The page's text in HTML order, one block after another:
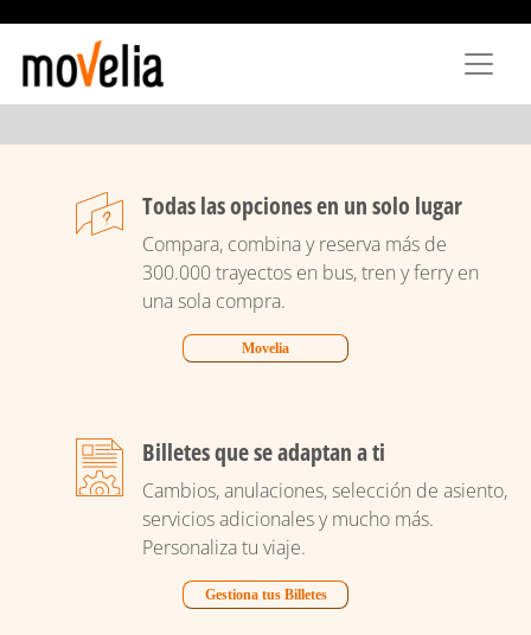
principal
Todas las opciones en un solo lugar
Compara, combina y reserva más de
300.000 trayectos en bus, tren y ferry en
una sola compra.
Movelia
Billetes que se adaptan a ti
Cambios, anulaciones, selección de asiento,
servicios adicionales y mucho más.
Personaliza tu viaje.
Gestiona tus Billetes